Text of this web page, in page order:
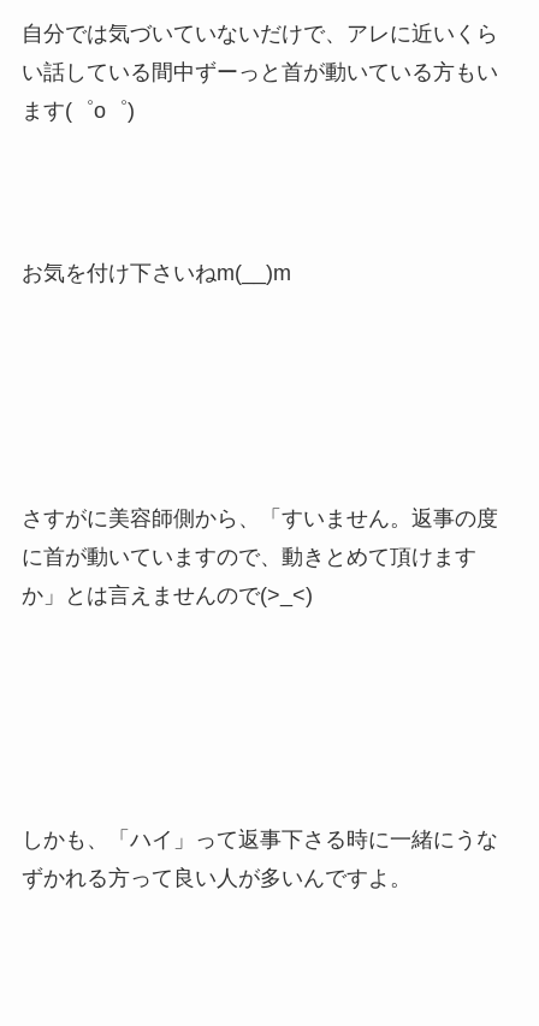
自分では気づいていないだけで、アレに近いくら
い話している間中ずーっと首が動いている方もい
ます(゜o゜)
お気を付け下さいねm(__)m
さすがに美容師側から、「すいません。返事の度
に首が動いていますので、動きとめて頂けます
か」とは言えませんので(>_<)
しかも、「ハイ」って返事下さる時に一緒にうな
ずかれる方って良い人が多いんですよ。